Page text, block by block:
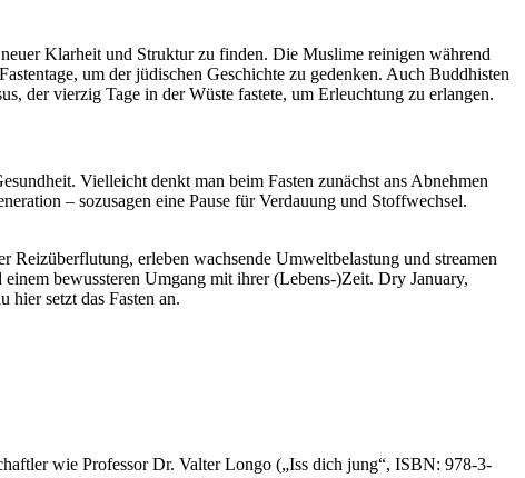
Klarheit und Struktur zu finden. Die Muslime reinigen während
um der jüdischen Geschichte zu gedenken. Auch Buddhisten
der vierzig Tage in der Wüste fastete, um Erleuchtung zu erlangen.
Vielleicht denkt man beim Fasten zunächst ans Abnehmen
– sozusagen eine Pause für Verdauung und Stoffwechsel.
Reizüberflutung, erleben wachsende Umweltbelastung und streamen
bewussteren Umgang mit ihrer (Lebens-)Zeit. Dry January,
setzt das Fasten an.
wie Professor Dr. Valter Longo („Iss dich jung“, ISBN: 978-3-